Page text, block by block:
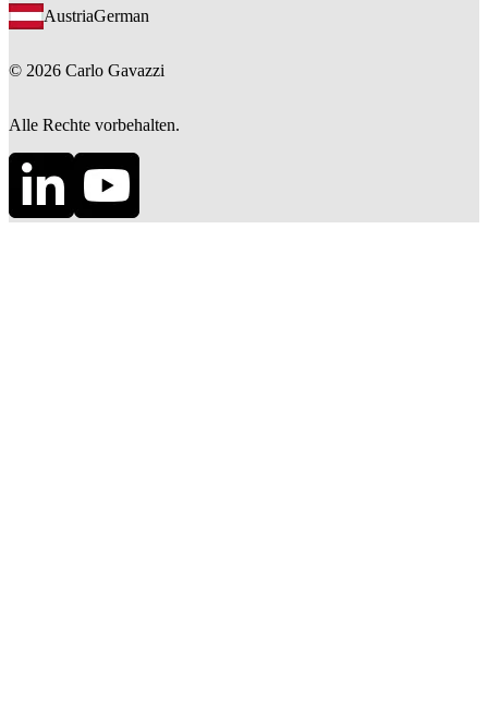
AustriaGerman
© 2026 Carlo Gavazzi
Alle Rechte vorbehalten.